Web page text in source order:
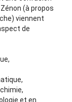
(à propos
viennent
de
et en